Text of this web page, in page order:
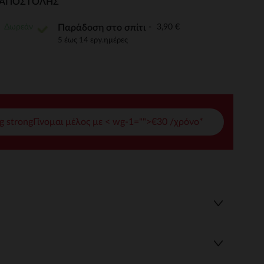
να διαχειριστείτε τις ρυθμίσεις απορρήτου,
ΑΠΟΣΤΟΛΉΣ
Παράδοση στο σπίτι 3,90 €
5 έως 14 εργ.ημέρες
strongΓίνομαι μέλος με < wg-1="">€30 /χρόνο*